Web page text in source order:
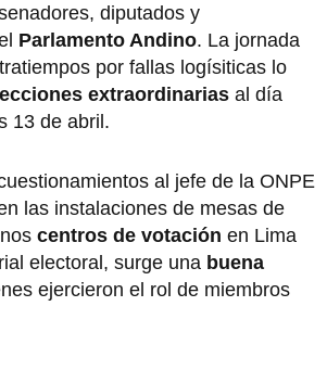
diputados y
Parlamento Andino. La jornada
por fallas logísiticas lo
extraordinarias al día
13 de abril.
al jefe de la ONPE
las instalaciones de mesas de
centros de votación en Lima
electoral, surge una buena
ejercieron el rol de miembros